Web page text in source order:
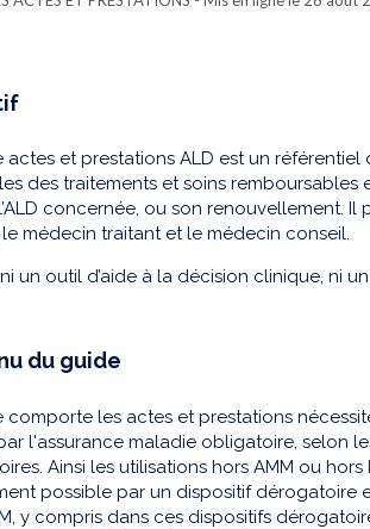
actes et prestations ALD est un
des traitements et soins
concernée, ou son renouvellement.
médecin traitant et le médecin conseil.
ni un outil d’aide à la décision clinique, ni
du guide
comporte les actes et prestations
l'assurance maladie obligatoire, selon
Ainsi les utilisations hors AMM ou hors
possible par un dispositif dérogatoire
y compris dans ces dispositifs